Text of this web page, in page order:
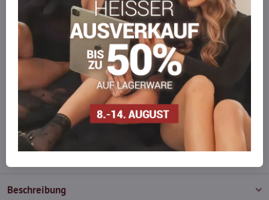
Werden Sie Teil von everlady
Werden Sie Teil von everlady und genießen Sie einen5 %
Mitgliedervorteilbei jedem Einkauf.
Der Vorteil wird automatisch im Warenkorb angewendet.
Möchten Sie mehr bestellen, als wir
auf Lager haben?
Zögern Sie nicht, uns zu kontaktieren, wir füllen die Ware für Sie
wieder auf!
info​@everlady​.eu
Beschreibung